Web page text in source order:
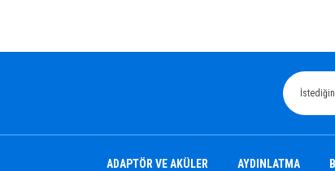
ADAPTÖR VE AKÜLER AYDINLATMA